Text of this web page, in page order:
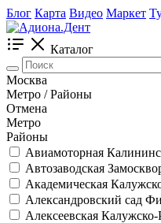
Блог Карта Видео Маркет
Каталог
Москва
Метро / Районы
Отмена
Метро
Районы
Авиамоторная
Автозаводская
Академическая
Александровский сад
Алексеевская Калужско-